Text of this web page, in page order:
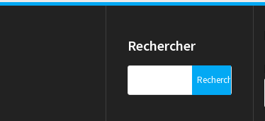
Rechercher